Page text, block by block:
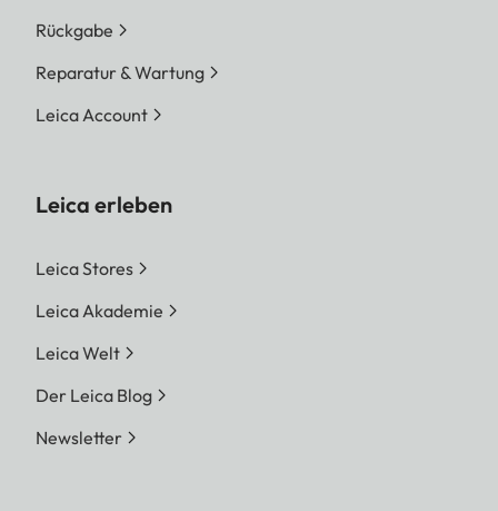
Rückgabe
Reparatur & Wartung
Leica Account
Leica erleben
Leica Stores
Leica Akademie
Leica Welt
Der Leica Blog
Newsletter